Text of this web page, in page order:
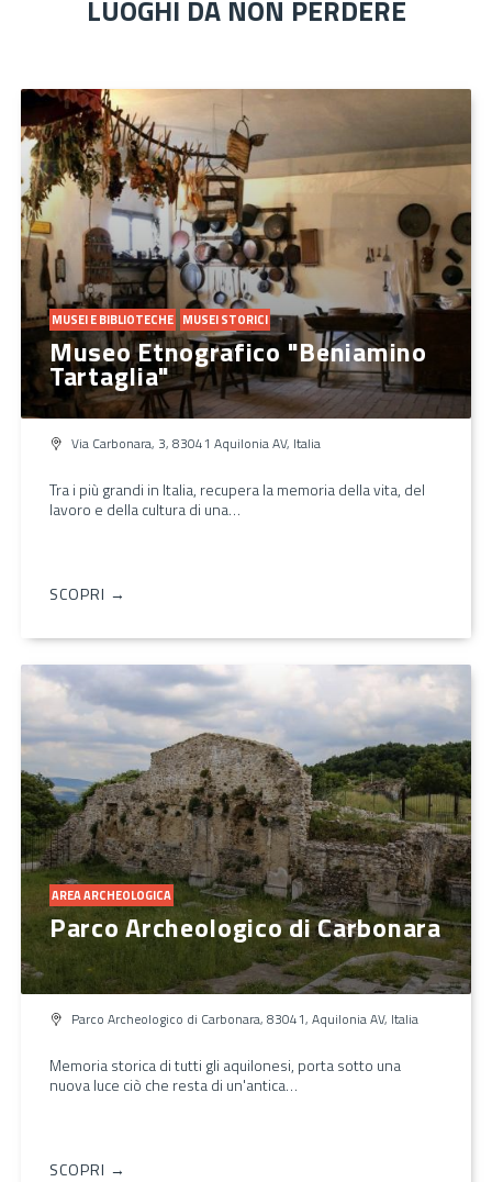
LUOGHI DA NON PERDERE
MUSEI E BIBLIOTECHE MUSEI STORICI
Museo Etnografico "Beniamino
Tartaglia"
Via Carbonara, 3, 83041 Aquilonia AV, Italia
Tra i più grandi in Italia, recupera la memoria della vita, del
lavoro e della cultura di una…
SCOPRI →
AREA ARCHEOLOGICA
Parco Archeologico di Carbonara
Parco Archeologico di Carbonara, 83041, Aquilonia AV, Italia
Memoria storica di tutti gli aquilonesi, porta sotto una
nuova luce ciò che resta di un'antica…
SCOPRI →